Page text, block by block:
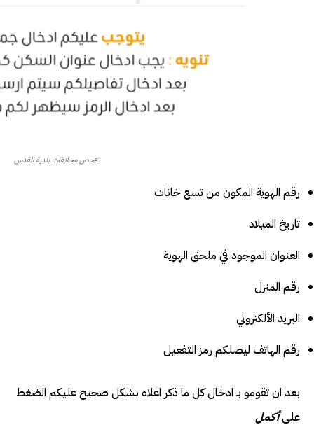
فحص مخالـفات بلدية القدس
رقم الهوية المكون من تسع خانات
تاريخ الميلاد
العنوان الموجود في ملحق الهوية
رقم المنزل
البريد الألكتروني
رقم الهاتف ليصلكم رمز التفعيل
بعد ان تقومو بـ ادخال كل ما ذكر اعلاه بشكل صحيح عليكم الضغط
علىأكمل